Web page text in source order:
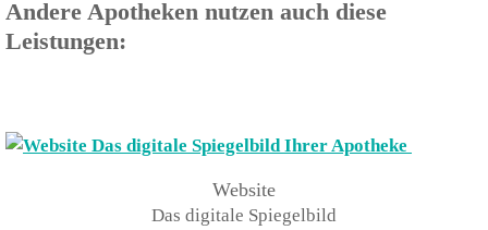
Andere Apotheken nutzen auch diese
Leistungen:
Website
Das digitale Spiegelbild